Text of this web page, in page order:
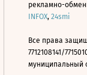
рекламно-
INFOX, 24smi
Все права
7712108141/
муниципальный